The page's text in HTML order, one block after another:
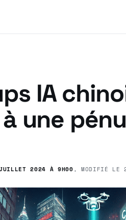
IA
une
2024 À 9H00, MODIFIÉ LE